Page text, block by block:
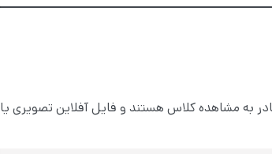
به مشاهده کلاس هستند و فایل آفلاین تصویری یا